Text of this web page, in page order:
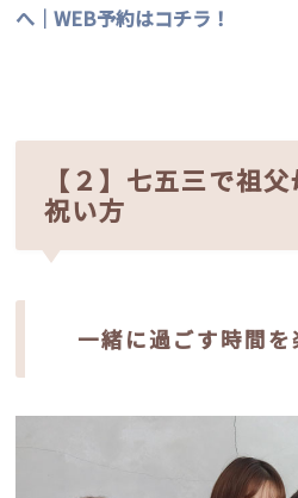
へ｜WEB予約はコチラ！
【２】七五三で祖
祝い方
一緒に過ごす時間を